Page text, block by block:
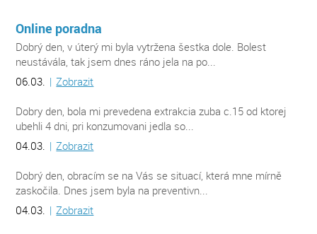
Online poradna
Dobrý den, v úterý mi byla vytržena šestka dole. Bolest
neustávála, tak jsem dnes ráno jela na po...
06.03. | Zobrazit
Dobry den, bola mi prevedena extrakcia zuba c.15 od ktorej
ubehli 4 dni, pri konzumovani jedla so...
04.03. | Zobrazit
Dobrý den, obracím se na Vás se situací, která mne mírně
zaskočila. Dnes jsem byla na preventivn...
04.03. | Zobrazit